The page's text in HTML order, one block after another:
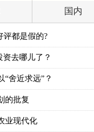
国内
评都是假的?
去哪儿了？
“舍近求远”？
的批复
业现代化